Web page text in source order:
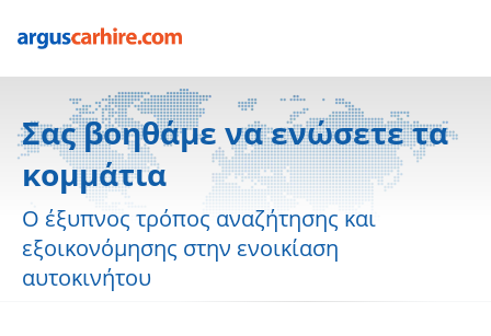
Σας βοηθάμε να ενώσετε τα
κομμάτια
Ο έξυπνος τρόπος αναζήτησης και
εξοικονόμησης στην ενοικίαση
αυτοκινήτου